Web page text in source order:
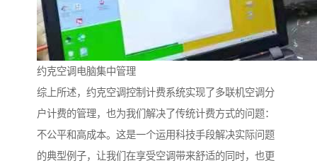
约克空调电脑集中管理
综上所述，约克空调控制计费系统实现了多联机空调分
户计费的管理，也为我们解决了传统计费方式的问题：
不公平和高成本。这是一个运用科技手段解决实际问题
的典型例子，让我们在享受空调带来舒适的同时，也更